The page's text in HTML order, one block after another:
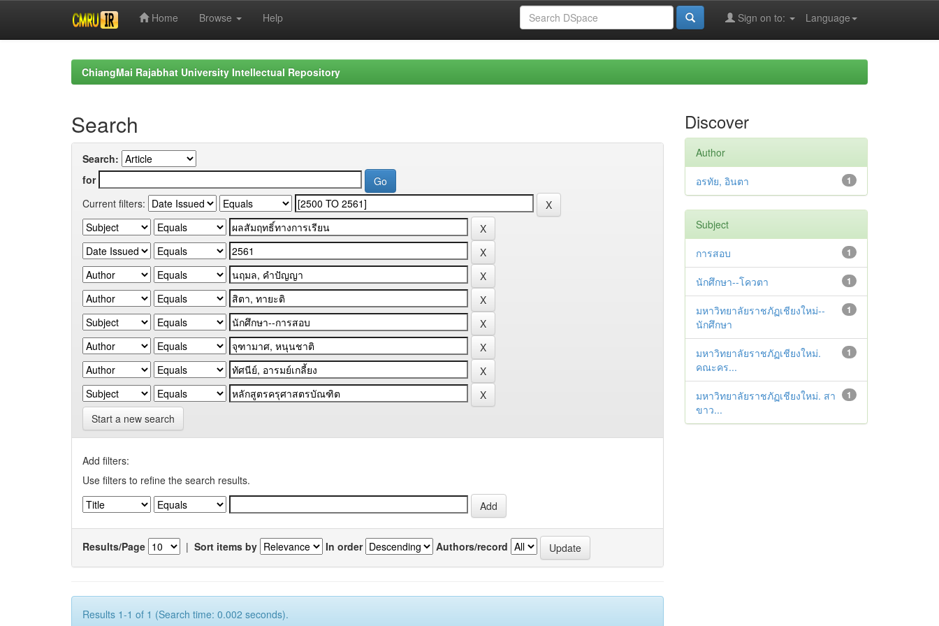
Home Browse Help Language
Sign on to:
ChiangMai Rajabhat University Intellectual Repository
Search
Search:
for
Current filters:
Start a new search
Add filters:
Use filters to refine the search results.
Results/Page | Sort items by In order Authors/record
Results 1-1 of 1 (Search time: 0.002 seconds).
Discover
Author
1
อรทัย, อินตา
Subject
1
การสอบ
1
นักศึกษา--โควตา
1
มหาวิทยาลัยราชภัฏเชียงใหม่--
นักศึกษา
1
มหาวิทยาลัยราชภัฏเชียงใหม่.
คณะคร...
1
มหาวิทยาลัยราชภัฏเชียงใหม่. สา
ขาว...